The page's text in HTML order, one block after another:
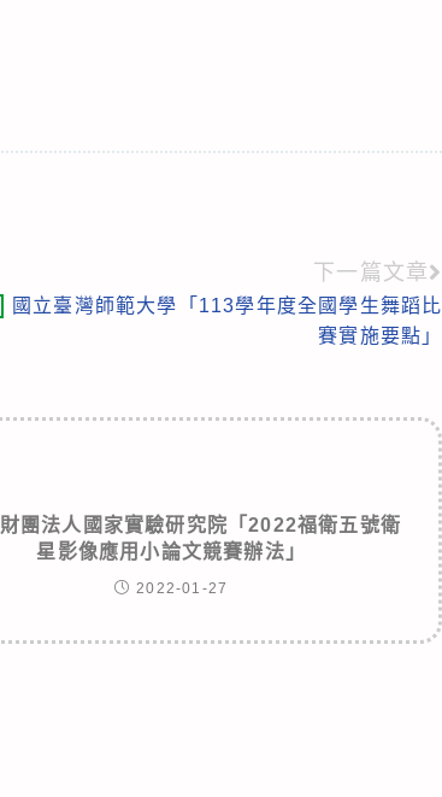
下一篇文章
國立臺灣師範大學「113學年度全國學生舞蹈比
賽實施要點」
財團法人國家實驗研究院「2022福衛五號衛
星影像應用小論文競賽辦法」
2022-01-27